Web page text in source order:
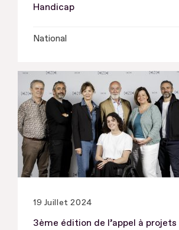
Handicap
National
19 Juillet 2024
3ème édition de l’appel à projets